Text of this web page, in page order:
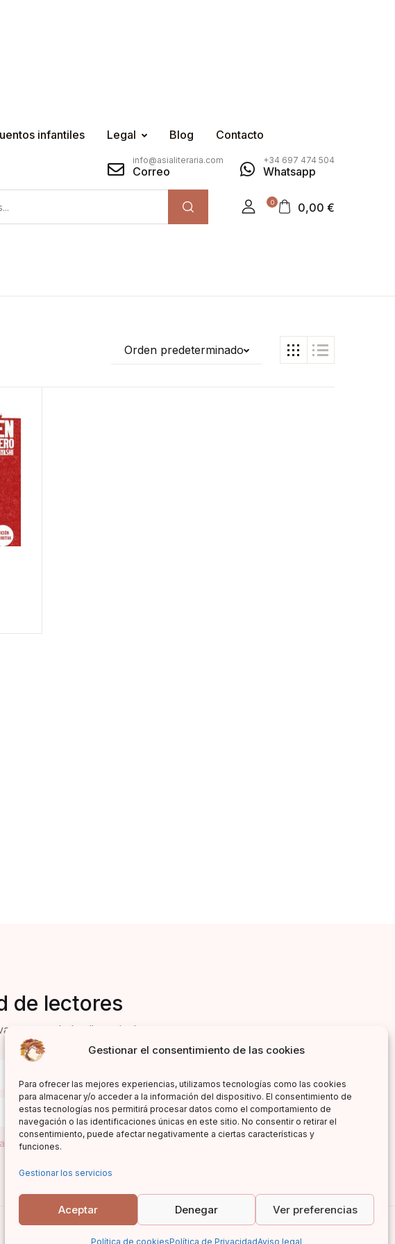
Gestionar el consentimiento de las cookies
Para ofrecer las mejores experiencias, utilizamos tecnologías como las cookies
para almacenar y/o acceder a la información del dispositivo. El consentimiento de
estas tecnologías nos permitirá procesar datos como el comportamiento de
navegación o las identificaciones únicas en este sitio. No consentir o retirar el
consentimiento, puede afectar negativamente a ciertas características y
funciones.
Gestionar los servicios
Aceptar Denegar Ver preferencias
Política de cookiesPolítica de PrivacidadAviso legal
infantiles Legal Blog Contacto
info@asialiteraria.com
Correo
+34 697 474 504
Whatsapp
0 0,00 €
Orden predeterminado
de lectores
y novedades literarias!